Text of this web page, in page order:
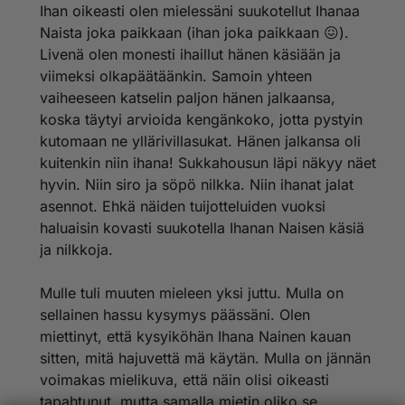
olisiko kahden naisen suhteessa sitten paljon itkua ja
draamaa? Olen kuullut kamalia tarinoita lesbojen
mustasukkaisuudesta ja selkiinpuukotuksista. Entä
riidelläänkö naisten suhteissakin kotitöistä tai jostain
kaapin paikasta? Mä luulen, että aika moni nainen
pystyisi huomioimaan kumppaniaan paremmin kuin
keskivertomies. Tarkoitan sitä, että hoksaa millä tasolla
toisen fiilikset menevät ja osaa huomioida toista
kivasti. Mua esimerkiksi hymyilytti ja lohdutti toi sun
käyttämä nimitys "Rakas Mollisointuni". Kai mä koin,
että sä huomasit ja validoit mun huonon fiiliksen, mutta
et kuitenkaan ruvennut höösäämään sen aiheen
ympärillä.
Täytyy kyllä myöntää, että ajatus loppuelämän
kertomuksia toisten parisuhteista. Yhtä hirveää
tapausta olen seurannut ja mietin eikö se tunnu siitä
vaimosta yhtään hirveältä. Tiivistettynä on kyse
kahden alle kouluikäisen lapsen perheestä, jossa äiti
työskentelee aika pienipalkkaisessa työssä ja isä on
pysyvällä työkyvyttömyyseläkkeellä. Perheen koti on
Onneks muut vielä koisas.
Nyt mä mietin, että kun oot tolleen vauhdissa ollut, niin
miltä on mahtanut Ihana Nainen aamulla näyttää 😁
Ihan oikeasti olen mielessäni suukotellut Ihanaa
Naista joka paikkaan (ihan joka paikkaan 😖).
Livenä olen monesti ihaillut hänen käsiään ja
viimeksi olkapäätäänkin. Samoin yhteen
vaiheeseen katselin paljon hänen jalkaansa,
koska täytyi arvioida kengänkoko, jotta pystyin
kutomaan ne yllärivillasukat. Hänen jalkansa oli
kuitenkin niin ihana! Sukkahousun läpi näkyy näet
hyvin. Niin siro ja söpö nilkka. Niin ihanat jalat
asennot. Ehkä näiden tuijotteluiden vuoksi
haluaisin kovasti suukotella Ihanan Naisen käsiä
ja nilkkoja.
Mulle tuli muuten mieleen yksi juttu. Mulla on
sellainen hassu kysymys päässäni. Olen
miettinyt, että kysyiköhän Ihana Nainen kauan
sitten, mitä hajuvettä mä käytän. Mulla on jännän
voimakas mielikuva, että näin olisi oikeasti
tapahtunut, mutta samalla mietin oliko se